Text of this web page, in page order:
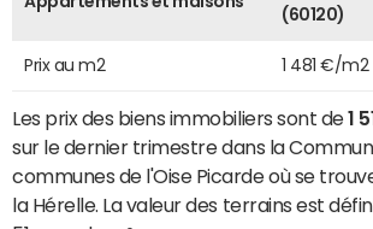
(60120)
Prix au m2 1 481 €/m2
Les prix des biens immobiliers sont de1
sur le dernier trimestre dans la
communes de l'Oise Picarde où se
la Hérelle. La valeur des terrains est